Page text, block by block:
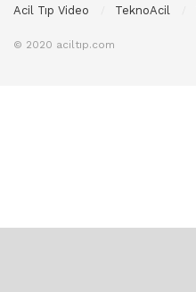
Acil Tıp Video TeknoAcil
© 2020 aciltıp.com